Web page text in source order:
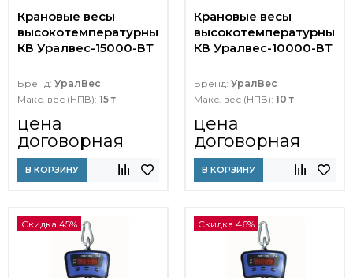
Крановые весы
высокотемпературные
КВ Уралвес-15000-ВТ
Бренд: УралВес
Макс. вес (НПВ): 15 т
цена
договорная
В КОРЗИНУ
Крановые весы
высокотемпературные
КВ Уралвес-10000-ВТ
Бренд: УралВес
Макс. вес (НПВ): 10 т
цена
договорная
В КОРЗИНУ
Скидка 45% Скидка 46%